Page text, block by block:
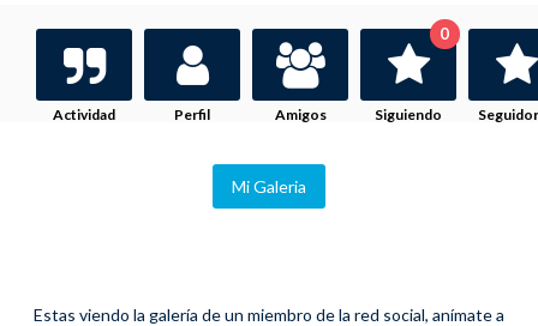
Actividad Perfil Amigos Siguiendo
0
Mi Galeria
Estas viendo la galería de un miembro de la red social, anímate a